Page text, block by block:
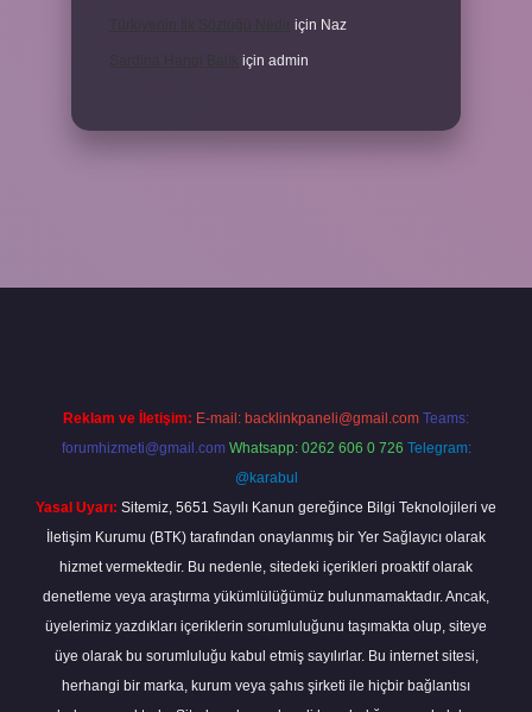
için Naz
için admin
Reklam ve İletişim: E-mail: backlinkpaneli@gmail.com Teams:
forumhizmeti@gmail.com Whatsapp: 0262 606 0 726 Telegram:
@karabul
Yasal Uyarı: Sitemiz, 5651 Sayılı Kanun gereğince Bilgi Teknolojileri ve
İletişim Kurumu (BTK) tarafından onaylanmış bir Yer Sağlayıcı olarak
hizmet vermektedir. Bu nedenle, sitedeki içerikleri proaktif olarak
denetleme veya araştırma yükümlülüğümüz bulunmamaktadır. Ancak,
üyelerimiz yazdıkları içeriklerin sorumluluğunu taşımakta olup, siteye
üye olarak bu sorumluluğu kabul etmiş sayılırlar. Bu internet sitesi,
herhangi bir marka, kurum veya şahıs şirketi ile hiçbir bağlantısı